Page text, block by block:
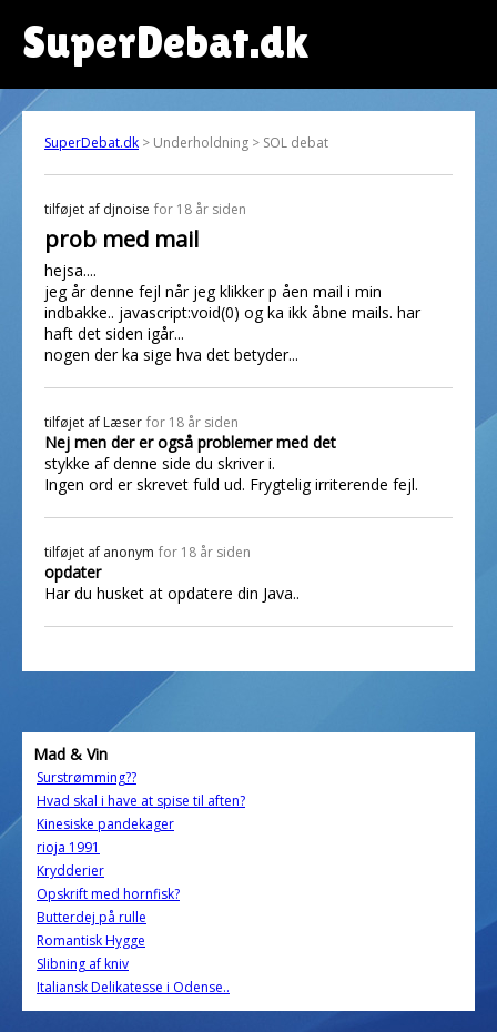
SuperDebat.dk
SuperDebat.dk > Underholdning > SOL debat
tilføjet af djnoise for 18 år siden
prob med mail
hejsa....
jeg år denne fejl når jeg klikker p åen mail i min
indbakke.. javascript:void(0) og ka ikk åbne mails. har
haft det siden igår...
nogen der ka sige hva det betyder...
tilføjet af Læser for 18 år siden
Nej men der er også problemer med det
stykke af denne side du skriver i.
Ingen ord er skrevet fuld ud. Frygtelig irriterende fejl.
tilføjet af anonym for 18 år siden
opdater
Har du husket at opdatere din Java..
Mad & Vin
Surstrømming??
Hvad skal i have at spise til aften?
Kinesiske pandekager
rioja 1991
Krydderier
Opskrift med hornfisk?
Butterdej på rulle
Romantisk Hygge
Slibning af kniv
Italiansk Delikatesse i Odense..